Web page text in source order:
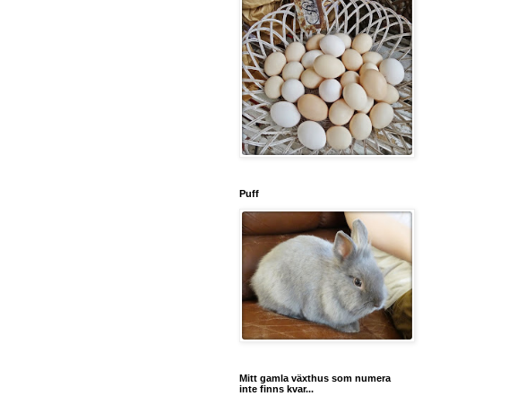
Puff
Mitt gamla växthus som numera
inte finns kvar...